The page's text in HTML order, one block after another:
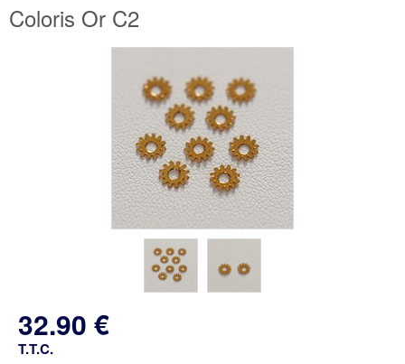
Coloris Or C2
32.90 €
T.T.C.